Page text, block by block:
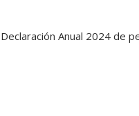
Anual 2024 de